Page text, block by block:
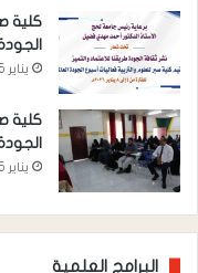
كلية
يناير 5, 2026
كلية
يناير 5, 2026
البرامج العلمية